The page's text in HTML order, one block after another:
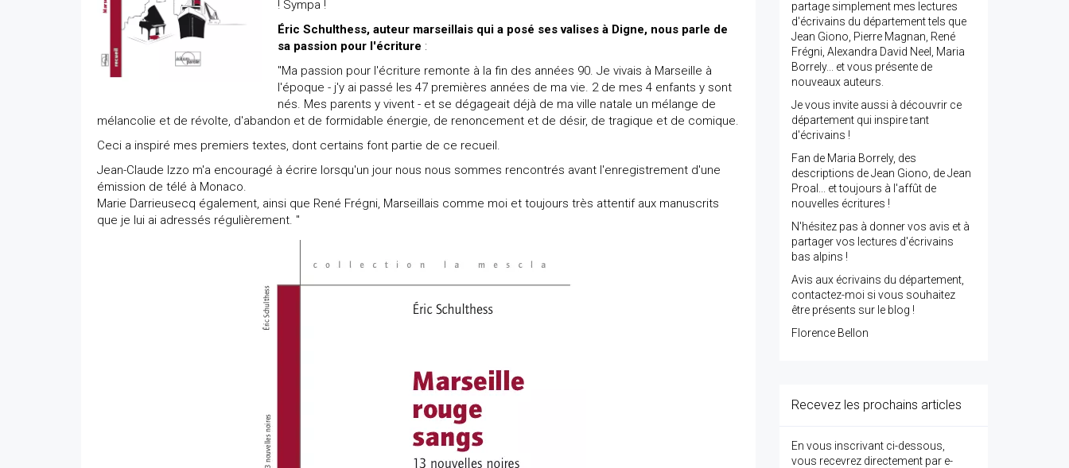
! Sympa !
Éric Schulthess, auteur marseillais qui a posé ses valises à Digne, nous parle de
sa passion pour l'écriture :
"Ma passion pour l'écriture remonte à la fin des années 90. Je vivais à Marseille à
l'époque - j'y ai passé les 47 premières années de ma vie. 2 de mes 4 enfants y sont
nés. Mes parents y vivent - et se dégageait déjà de ma ville natale un mélange de
mélancolie et de révolte, d'abandon et de formidable énergie, de renoncement et de désir, de tragique et de comique.
Ceci a inspiré mes premiers textes, dont certains font partie de ce recueil.
Jean-Claude Izzo m'a encouragé à écrire lorsqu'un jour nous nous sommes rencontrés avant l'enregistrement d'une
émission de télé à Monaco.
Marie Darrieusecq également, ainsi que René Frégni, Marseillais comme moi et toujours très attentif aux manuscrits
que je lui ai adressés régulièrement. "
partage simplement mes lectures
d'écrivains du département tels que
Jean Giono, Pierre Magnan, René
Frégni, Alexandra David Neel, Maria
Borrely... et vous présente de
nouveaux auteurs.
Je vous invite aussi à découvrir ce
département qui inspire tant
d'écrivains !
Fan de Maria Borrely, des
descriptions de Jean Giono, de Jean
Proal... et toujours à l'affût de
nouvelles écritures !
N'hésitez pas à donner vos avis et à
partager vos lectures d'écrivains
bas alpins !
Avis aux écrivains du département,
contactez-moi si vous souhaitez
être présents sur le blog !
Florence Bellon
Recevez les prochains articles
En vous inscrivant ci-dessous,
vous recevrez directement par e-